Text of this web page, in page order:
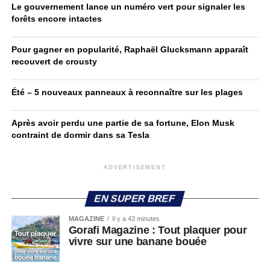
Le gouvernement lance un numéro vert pour signaler les
forêts encore intactes
Pour gagner en popularité, Raphaël Glucksmann apparaît
recouvert de crousty
Été – 5 nouveaux panneaux à reconnaître sur les plages
Après avoir perdu une partie de sa fortune, Elon Musk
contraint de dormir dans sa Tesla
ADVERTISEMENT
EN SUPER BREF
MAGAZINE Il y a 43 minutes
Gorafi Magazine : Tout plaquer pour
vivre sur une banane bouée